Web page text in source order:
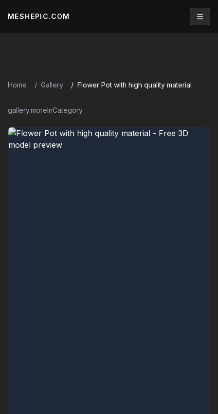
MESHEPIC.COM
Home Gallery Flower Pot with high quality material
gallery.moreInCategory